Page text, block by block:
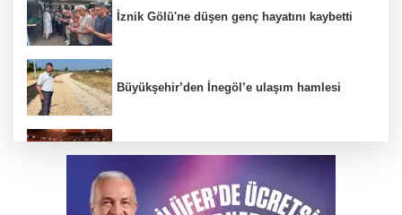
İznik Gölü'ne düşen genç hayatını kaybetti
Büyükşehir’den İnegöl’e ulaşım hamlesi
TEKNOSAB KOBİ OSB tanıtıldı